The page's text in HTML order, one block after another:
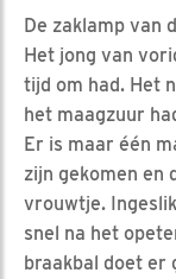
De zaklamp van
Het jong van
tijd om had. Het
het maagzuur
Er is maar één
zijn gekomen en
vrouwtje.
snel na het
braakbal doet er